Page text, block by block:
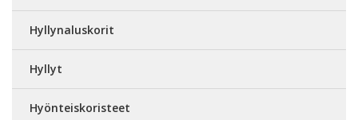
Hyllynaluskorit
Hyllyt
Hyönteiskoristeet